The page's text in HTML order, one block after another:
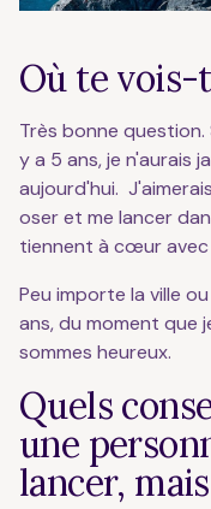
Où te vois-
Très bonne
y a 5 ans, je n'aurais
aujourd'hui.
oser et me lancer
tiennent à cœur avec
Peu importe la ville
ans, du moment que
sommes heureux.
Quels
une
lancer,